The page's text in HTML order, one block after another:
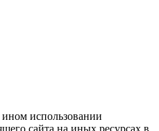
использовании